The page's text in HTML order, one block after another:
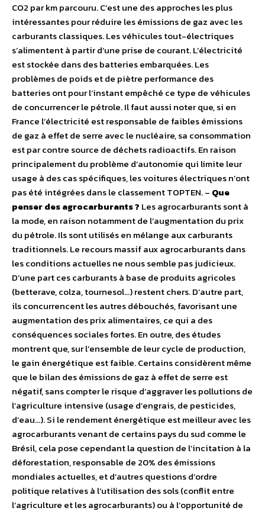
CO2 par km parcouru. C’est une des approches les plus
intéressantes pour réduire les émissions de gaz avec les
carburants classiques. Les véhicules tout-électriques
s’alimentent à partir d’une prise de courant. L’électricité
est stockée dans des batteries embarquées. Les
problèmes de poids et de piètre performance des
batteries ont pour l’instant empêché ce type de véhicules
de concurrencer le pétrole. Il faut aussi noter que, si en
France l’électricité est responsable de faibles émissions
de gaz à effet de serre avec le nucléaire, sa consommation
est par contre source de déchets radioactifs. En raison
principalement du problème d’autonomie qui limite leur
usage à des cas spécifiques, les voitures électriques n’ont
pas été intégrées dans le classement TOPTEN. – Que
penser des agrocarburants ? Les agrocarburants sont à
la mode, en raison notamment de l’augmentation du prix
du pétrole. Ils sont utilisés en mélange aux carburants
traditionnels. Le recours massif aux agrocarburants dans
les conditions actuelles ne nous semble pas judicieux.
D’une part ces carburants à base de produits agricoles
(betterave, colza, tournesol…) restent chers. D’autre part,
ils concurrencent les autres débouchés, favorisant une
augmentation des prix alimentaires, ce qui a des
conséquences sociales fortes. En outre, des études
montrent que, sur l’ensemble de leur cycle de production,
le gain énergétique est faible. Certains considèrent même
que le bilan des émissions de gaz à effet de serre est
négatif, sans compter le risque d’aggraver les pollutions de
l’agriculture intensive (usage d’engrais, de pesticides,
d’eau…). Si le rendement énergétique est meilleur avec les
agrocarburants venant de certains pays du sud comme le
Brésil, cela pose cependant la question de l’incitation à la
déforestation, responsable de 20% des émissions
mondiales actuelles, et d’autres questions d’ordre
politique relatives à l’utilisation des sols (conflit entre
l’agriculture et les agrocarburants) ou à l’opportunité de